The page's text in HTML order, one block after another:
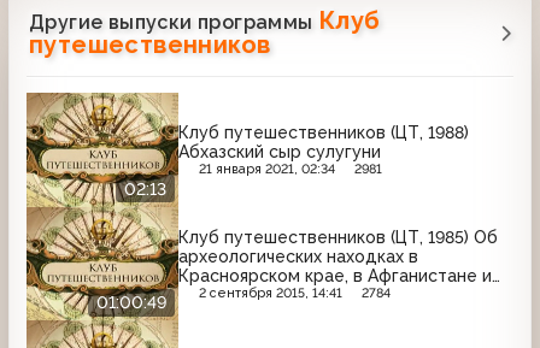
Другие выпуски программы Клуб
путешественников
02:13
Клуб путешественников (ЦТ, 1988)
Абхазский сыр сулугуни
21 января 2021, 02:34 2981
01:00:49
Клуб путешественников (ЦТ, 1985) Об
археологических находках в
Красноярском крае, в Афганистане и
Каракумах; об альпинизме
2 сентября 2015, 14:41 2784